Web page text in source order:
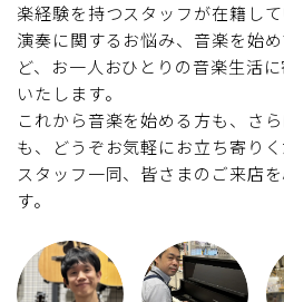
楽経験を持つスタッフが在籍し
演奏に関するお悩み、音楽を始
ど、お一人おひとりの音楽生活
いたします。
これから音楽を始める方も、さ
も、どうぞお気軽にお立ち寄りく
スタッフ一同、皆さまのご来店
す。